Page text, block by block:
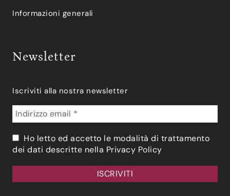
Informazioni generali
Newsletter
Iscriviti alla nostra newsletter
Ho letto ed accetto le modalità di trattamento
dei dati descritte nella Privacy Policy